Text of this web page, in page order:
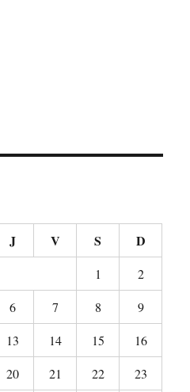
J V S D
1
2
6 7 8
9
13 14 15
16
20 21 22
23